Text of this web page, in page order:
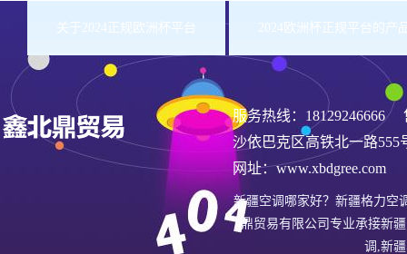
关于2024正规欧洲杯平台 2024欧洲杯正规平台的产
服务热线： 18129246666售
沙依巴克区高铁北一路555
网址：www.xbdgree.com
新疆空调哪家好？新疆格力空
鼎贸易有限公司专业承接新
调,新